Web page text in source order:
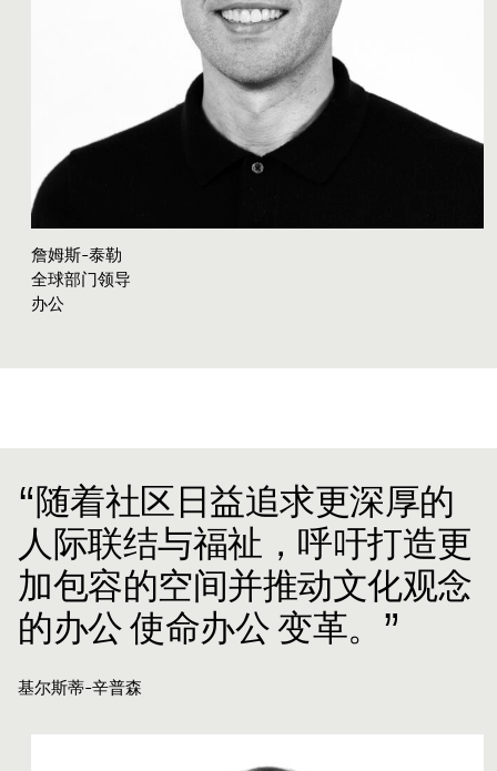
詹姆斯-泰勒
全球部门领导
办公
“随着社区日益追求更深厚的
人际联结与福祉，呼吁打造更
加包容的空间并推动文化观念
的办公 使命办公 变革。”
基尔斯蒂-辛普森